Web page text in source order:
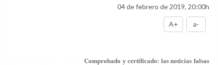
04 de febrero de 2019, 20:00h
A+ a-
Comprobado y certificado: las noticias falsas